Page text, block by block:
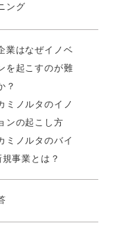
ング
業はなぜイノベ
を起こすのが難
？
ミノルタのイノ
ンの起こし方
ミノルタのバイ
事業とは？